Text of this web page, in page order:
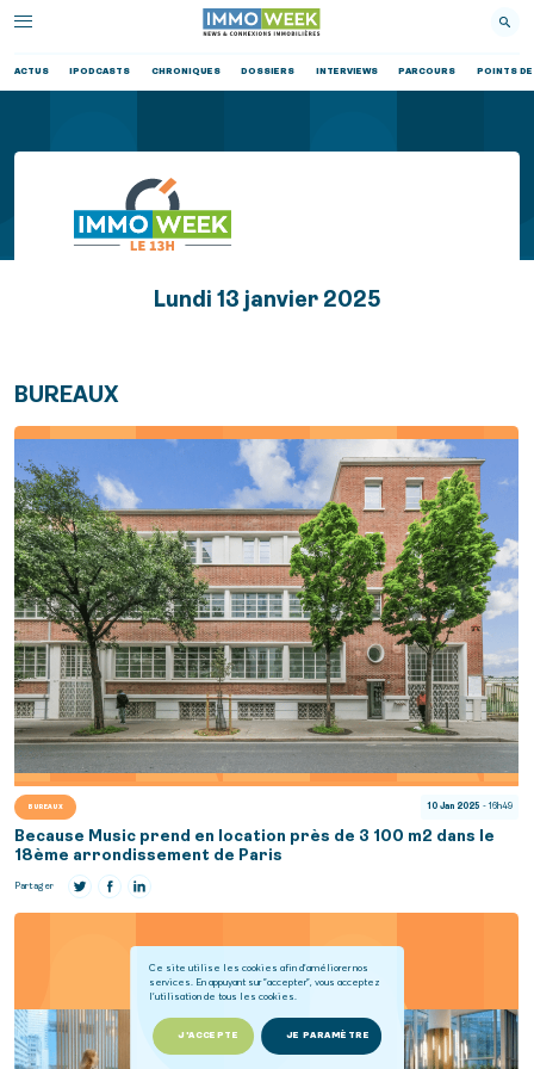
ACTUS IPODCASTS CHRONIQUES DOSSIERS INTERVIEWS PARCOURS POINTS DE
Ce site utilise les cookies afin d'améliorer nos
services. En appuyant sur "accepter", vous acceptez
l'utilisation de tous les cookies.
J'ACCEPTE JE PARAMÈTRE
Lundi 13 janvier 2025
BUREAUX
BUREAUX 10 Jan 2025 - 16h49
Because Music prend en location près de 3 100 m2 dans le
18ème arrondissement de Paris
Partager